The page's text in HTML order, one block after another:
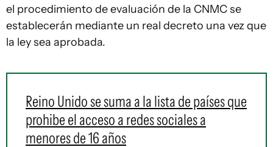
el procedimiento de evaluación de la CNMC se
establecerán mediante un real decreto una vez que
la ley sea aprobada.
Reino Unido se suma a la lista de países que
prohibe el acceso a redes sociales a
menores de 16 años